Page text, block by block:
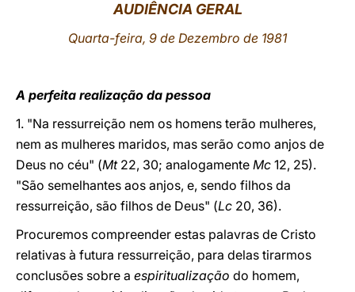
AUDIÊNCIA GERAL
Quarta-feira, 9 de Dezembro de 1981
A perfeita realização da pessoa
1. "Na ressurreição nem os homens terão mulheres,
nem as mulheres maridos, mas serão como anjos de
Deus no céu" (Mt22, 30; analogamente Mc 12, 25).
"São semelhantes aos anjos, e, sendo filhos da
ressurreição, são filhos de Deus" (Lc 20, 36).
Procuremos compreender estas palavras de Cristo
relativas à futura ressurreição, para delas tirarmos
conclusões sobre a espiritualização do homem,